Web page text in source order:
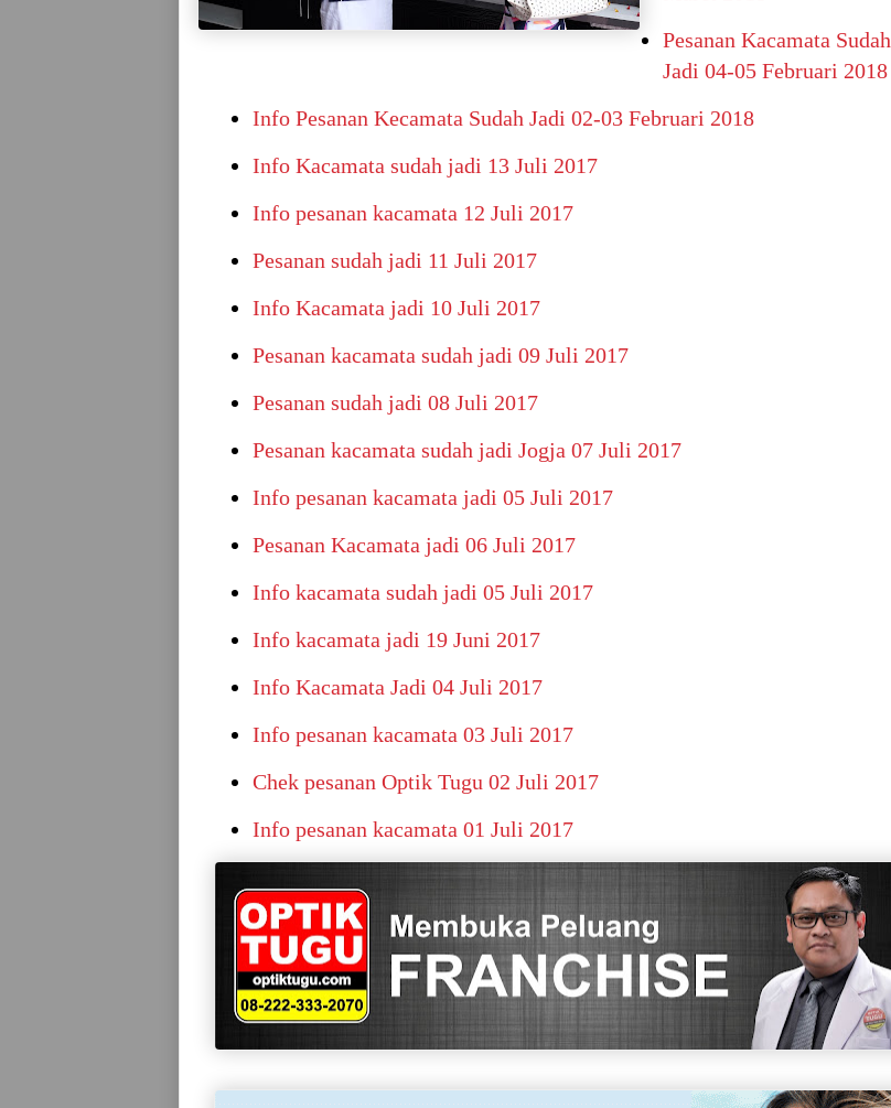
Pesanan Kacamata Sudah
Jadi 04-05 Februari 2018
Info Pesanan Kecamata Sudah Jadi 02-03 Februari 2018
Info Kacamata sudah jadi 13 Juli 2017
Info pesanan kacamata 12 Juli 2017
Pesanan sudah jadi 11 Juli 2017
Info Kacamata jadi 10 Juli 2017
Pesanan kacamata sudah jadi 09 Juli 2017
Pesanan sudah jadi 08 Juli 2017
Pesanan kacamata sudah jadi Jogja 07 Juli 2017
Info pesanan kacamata jadi 05 Juli 2017
Pesanan Kacamata jadi 06 Juli 2017
Info kacamata sudah jadi 05 Juli 2017
Info kacamata jadi 19 Juni 2017
Info Kacamata Jadi 04 Juli 2017
Info pesanan kacamata 03 Juli 2017
Chek pesanan Optik Tugu 02 Juli 2017
Info pesanan kacamata 01 Juli 2017